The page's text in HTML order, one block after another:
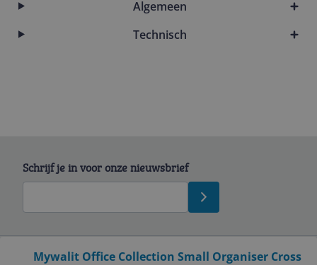
Algemeen
Technisch
Mywalit Office Collection Small Organiser Cross
Schrijf je in voor onze nieuwsbrief